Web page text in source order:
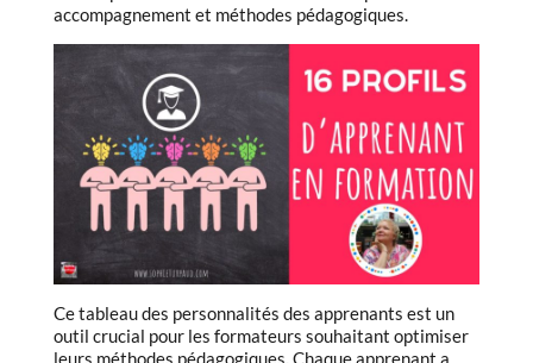
accompagnement et méthodes pédagogiques.
Ce tableau des personnalités des apprenants est un
outil crucial pour les formateurs souhaitant optimiser
leurs méthodes pédagogiques. Chaque apprenant a